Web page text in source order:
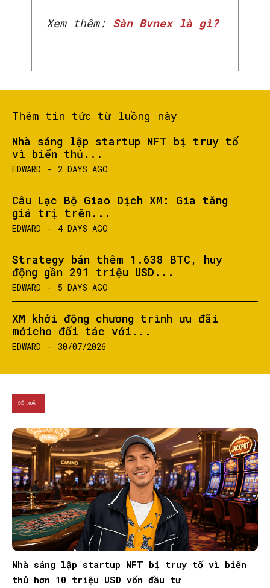
Xem thêm: Sàn Bvnex là gì?
Thêm tin tức từ luồng này
Nhà sáng lập startup NFT bị truy tố
vì biển thủ...
EDWARD - 2 DAYS AGO
Câu Lạc Bộ Giao Dịch XM: Gia tăng
giá trị trên...
EDWARD - 4 DAYS AGO
Strategy bán thêm 1.638 BTC, huy
động gần 291 triệu USD...
EDWARD - 5 DAYS AGO
XM khởi động chương trình ưu đãi
mớicho đối tác với...
EDWARD - 30/07/2026
ĐỀ XUẤT
Nhà sáng lập startup NFT bị truy tố vì biển
thủ hơn 10 triệu USD vốn đầu tư